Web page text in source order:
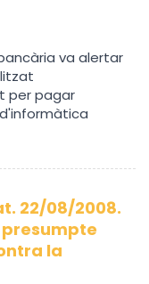
va alertar
per pagar
22/08/2008.
la